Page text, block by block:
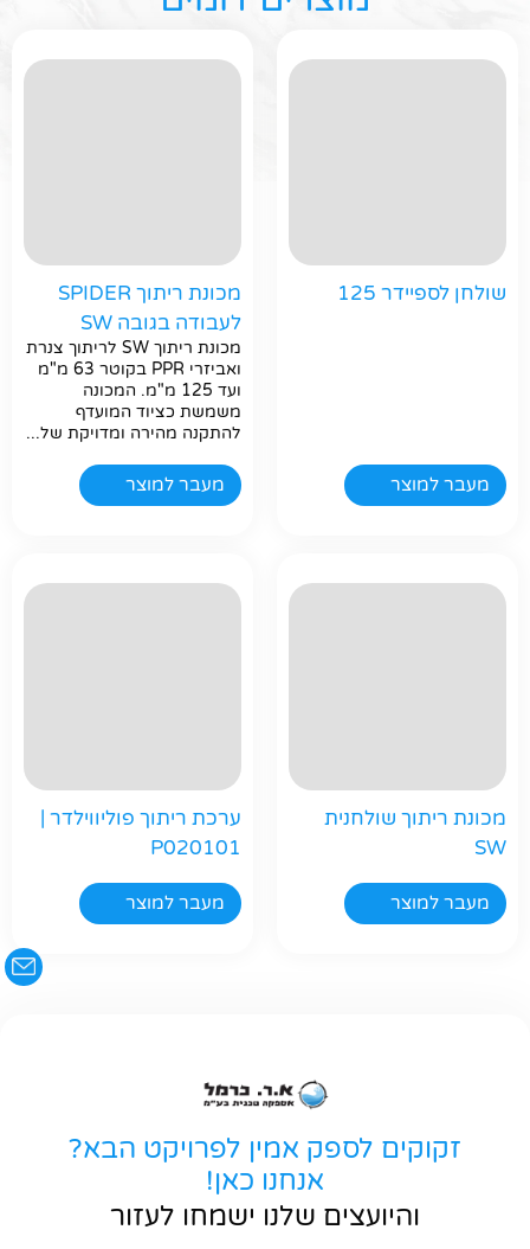
שולחן לספיידר 125
מעבר למוצר
מכונת ריתוך SPIDER
לעבודה בגובה SW
מכונת ריתוך SW לריתוך צנרת
ואביזרי PPR בקוטר 63 מ"מ
ועד 125 מ"מ. המכונה
משמשת כציוד המועדף
להתקנה מהירה ומדויקת של...
מעבר למוצר
מכונת ריתוך שולחנית
SW
מעבר למוצר
ערכת ריתוך פוליווילדר |
P020101
מעבר למוצר
זקוקים לספק אמין לפרויקט הבא?
אנחנו כאן!
והיועצים שלנו ישמחו לעזור